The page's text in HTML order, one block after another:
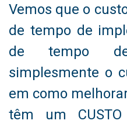
Vemos que o
de tempo de
de tempo
simplesmente o
em como
têm um